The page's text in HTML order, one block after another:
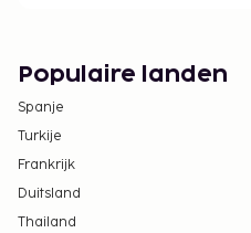
Populaire landen
Spanje
Turkije
Frankrijk
Duitsland
Thailand